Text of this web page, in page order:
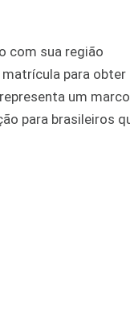
com sua região
para obter
um marco
para brasileiros